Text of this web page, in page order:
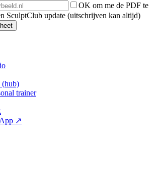
OK om me de PDF te
SculptClub update (uitschrijven kan altijd)
(hub)
trainer
↗